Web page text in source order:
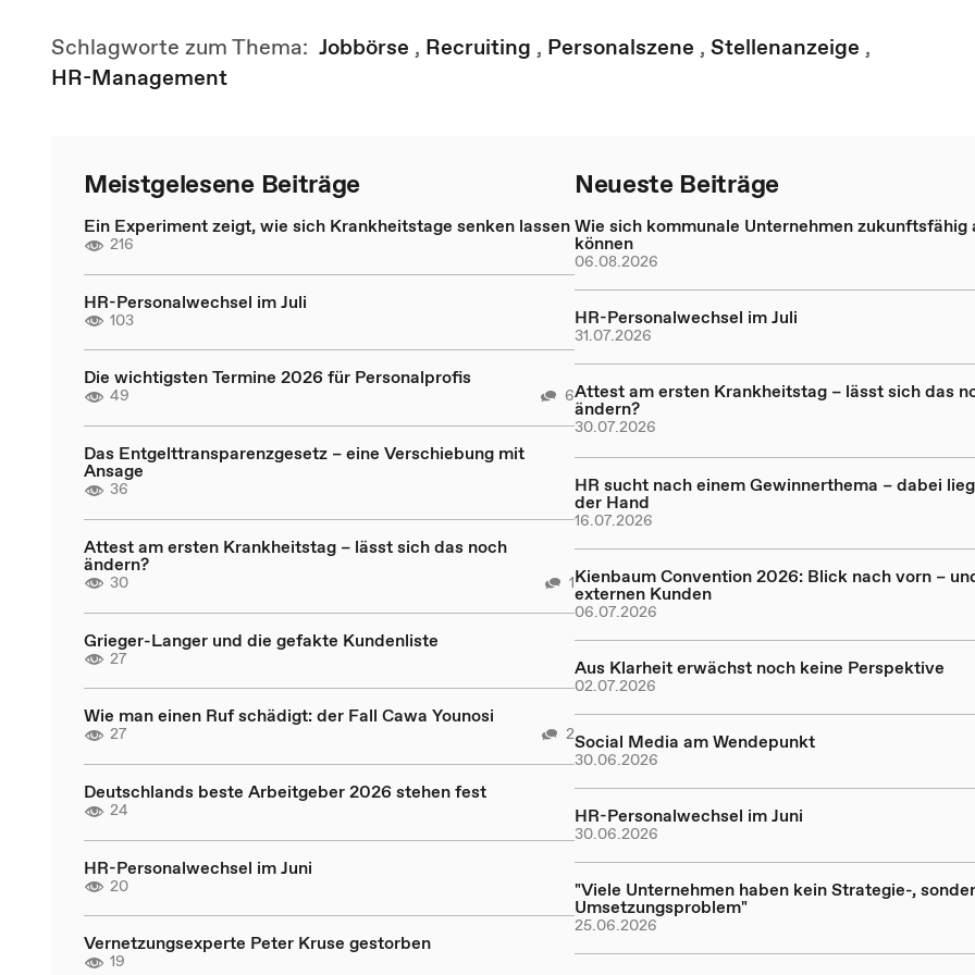
Schlagworte zum Thema: Jobbörse , Recruiting , Personalszene , Stellenanzeige ,
HR-Management
Meistgelesene Beiträge
Ein Experiment zeigt, wie sich Krankheitstage senken lassen
216
HR-Personalwechsel im Juli
103
Die wichtigsten Termine 2026 für Personalprofis
49 6
Das Entgelttransparenzgesetz – eine Verschiebung mit
Ansage
36
Attest am ersten Krankheitstag – lässt sich das noch
ändern?
30 1
Grieger-Langer und die gefakte Kundenliste
27
Wie man einen Ruf schädigt: der Fall Cawa Younosi
27 2
Deutschlands beste Arbeitgeber 2026 stehen fest
24
HR-Personalwechsel im Juni
20
Vernetzungsexperte Peter Kruse gestorben
19
Neueste Beiträge
Wie sich kommunale Unternehmen zukunftsfähig
können
06.08.2026
HR-Personalwechsel im Juli
31.07.2026
Attest am ersten Krankheitstag – lässt sich das
ändern?
30.07.2026
HR sucht nach einem Gewinnerthema – dabei
der Hand
16.07.2026
Kienbaum Convention 2026: Blick nach vorn –
externen Kunden
06.07.2026
Aus Klarheit erwächst noch keine Perspektive
02.07.2026
Social Media am Wendepunkt
30.06.2026
HR-Personalwechsel im Juni
30.06.2026
"Viele Unternehmen haben kein Strategie-,
Umsetzungsproblem"
25.06.2026